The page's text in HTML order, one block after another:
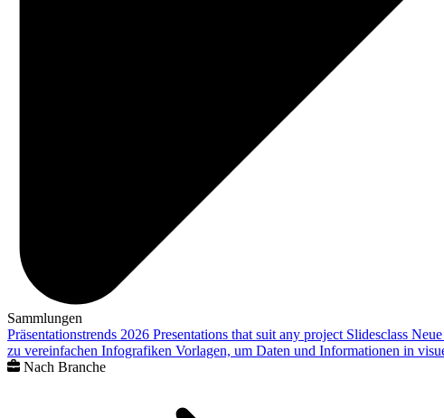
Sammlungen
Präsentationstrends 2026 Presentations that suit any project Slidesclass
zu vereinfachen Infografiken Vorlagen, um Daten und Informationen in
Nach Branche